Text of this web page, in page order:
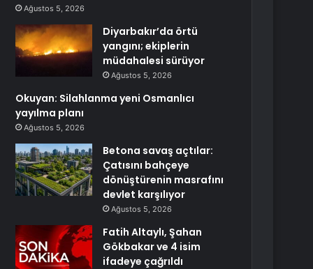
Ağustos 5, 2026
Diyarbakır’da örtü
yangını; ekiplerin
müdahalesi sürüyor
Ağustos 5, 2026
Okuyan: Silahlanma yeni Osmanlıcı
yayılma planı
Ağustos 5, 2026
Betona savaş açtılar:
Çatısını bahçeye
dönüştürenin masrafını
devlet karşılıyor
Ağustos 5, 2026
Fatih Altaylı, Şahan
Gökbakar ve 4 isim
ifadeye çağrıldı